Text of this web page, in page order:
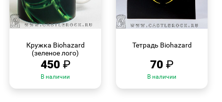
Кружка Biohazard
(зеленое лого)
450 ₽
В наличии
Тетрадь Biohazard
70 ₽
В наличии